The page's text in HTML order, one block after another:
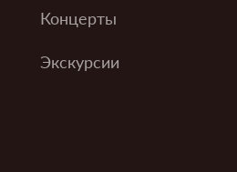
Концерты
Экскурсии